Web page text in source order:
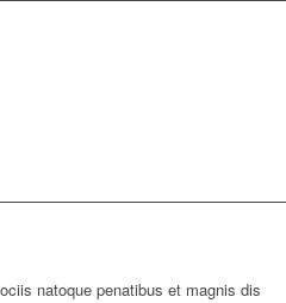
natoque penatibus et magnis dis